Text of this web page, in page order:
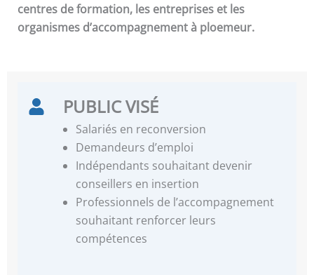
centres de formation, les entreprises et les
organismes d’accompagnement à ploemeur.
PUBLIC VISÉ
Salariés en reconversion
Demandeurs d’emploi
Indépendants souhaitant devenir
conseillers en insertion
Professionnels de l’accompagnement
souhaitant renforcer leurs
compétences